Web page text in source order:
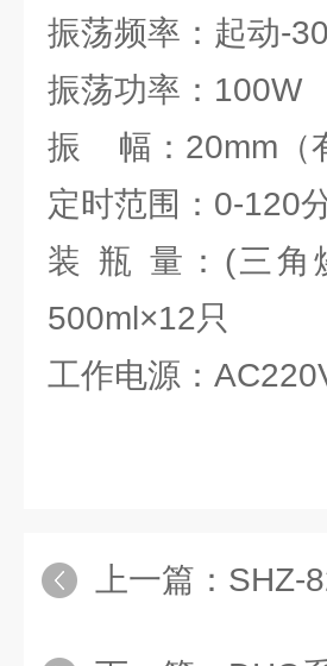
振荡频率：起动-
振荡功率：100W
振 幅：20mm（
定时范围：0-120
装 瓶 量：(三
500ml×12只
工作电源：
上一篇： SHZ-